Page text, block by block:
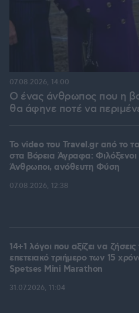
Ο ένας άνθρωπος που η
θα άφηνε ποτέ να
07.08.2026, 14:00
To video του Travel.gr από το
στα Βόρεια Άγραφα: Φιλόξενοι
Άνθρωποι, ανόθευτη Φύση
07.08.2026, 12:38
14+1 λόγοι που αξίζει να ζήσεις
επετειακό τριήμερο των 15
Spetses Mini Marathon
31.07.2026, 11:04